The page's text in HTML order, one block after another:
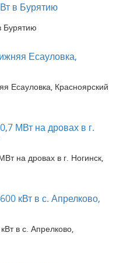
0,8 МВт с топкой РПК в г.
режиме в г. Тюмень
СКИП 300 в г. Барнаул
в Кабардино-Балкарию
дровах в г. Архангельск
в г. Кострома
МВт в г. Красноярск
в г. Санкт-Петербург
0,23 МВт в г. Красноярск
Е-1,0-0,9 в г. Кемерово
0,4 Гкал на дровах в г.
0,58 в Ленинск-Кузнецкий
в Бурятию
Бурятию
Есауловка,
Есауловка, Красноярский
МВт на дровах в г.
на дровах в г. Ногинск,
кВт в с. Апрелково,
в с. Апрелково,